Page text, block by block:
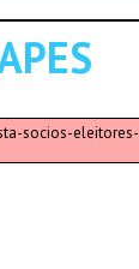
socios-eleitores-